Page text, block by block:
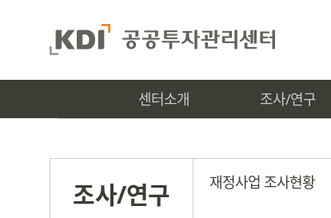
센터소개 조사/연구
조사/연구 재정사업 조사현황